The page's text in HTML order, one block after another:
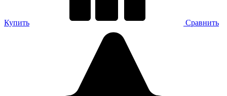
Купить Сравнить